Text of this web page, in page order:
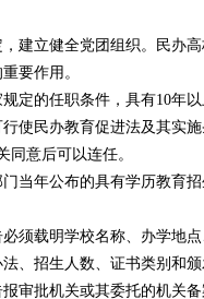
立健全党团组织。民办高
要作用。
的任职条件，具有10年以
使民办教育促进法及其实
意后可以连任。
年公布的具有学历教育招
载明学校名称、办学地点
、招生人数、证书类别和
批机关或其委托的机关备